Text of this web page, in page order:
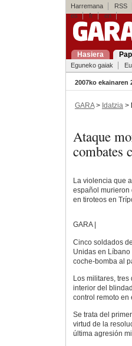
Harremana RSS
es
fr en
Hasiera
Eguneko gaiak
2007ko ekainaren
GARA> Idatzia >
Ataque
combates
La violencia que
español murieron
en tiroteos en
GARA |
Cinco soldados
Unidas en
coche-bomba al
Los militares,
interior del
control remoto en
Se trata del
virtud de la
última agresión